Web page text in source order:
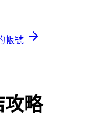
帳號
攻略